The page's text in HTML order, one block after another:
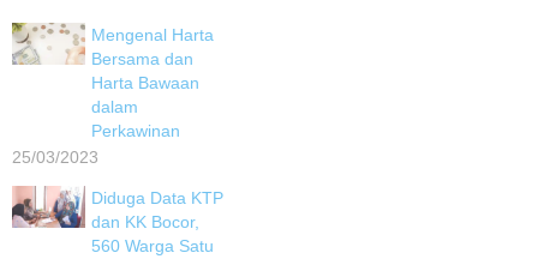
Mengenal Harta
Bersama dan
Harta Bawaan
dalam
Perkawinan
25/03/2023
Diduga Data KTP
dan KK Bocor,
560 Warga Satu